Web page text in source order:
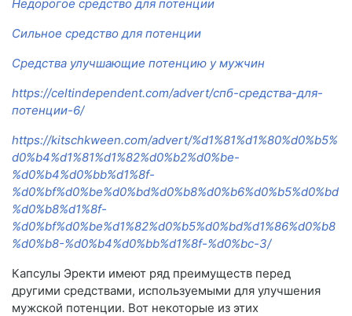
Недорогое средство для потенции
Сильное средство для потенции
Средства улучшающие потенцию у мужчин
https://celtindependent.com/advert/спб-средства-для-
потенции-6/
https://kitschkween.com/advert/%d1%81%d1%80%d0%b5%
d0%b4%d1%81%d1%82%d0%b2%d0%be-
%d0%b4%d0%bb%d1%8f-
%d0%bf%d0%be%d0%bd%d0%b8%d0%b6%d0%b5%d0%bd
%d0%b8%d1%8f-
%d0%bf%d0%be%d1%82%d0%b5%d0%bd%d1%86%d0%b8
%d0%b8-%d0%b4%d0%bb%d1%8f-%d0%bc-3/
Капсулы Эректи имеют ряд преимуществ перед
другими средствами, используемыми для улучшения
мужской потенции. Вот некоторые из этих